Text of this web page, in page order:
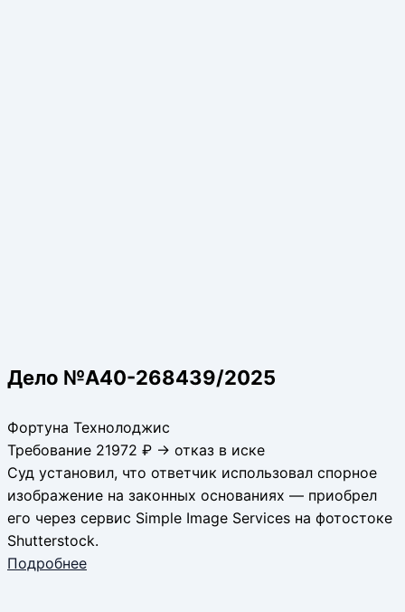
Дело №А40-268439/2025
Фортуна Технолоджис
Требование 21972 ₽ → отказ в иске
Суд установил, что ответчик использовал спорное
изображение на законных основаниях — приобрел
его через сервис Simple Image Services на фотостоке
Shutterstock.
Подробнее